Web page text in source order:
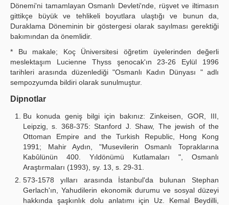
Dönemi'ni tamamlayan Osmanlı Devleti'nde, rüşvet ve iltimasın
gittikçe büyük ve tehlikeli boyutlara ulaştığı ve bunun da,
Duraklama Döneminin bir göstergesi olarak sayılması gerektiği
bakımından da önemlidir.
* Bu makale; Koç Üniversitesi öğretim üyelerinden değerli
meslektaşım Lucienne Thyss şenocak'ın 23-26 Eylül 1996
tarihleri arasında düzenlediği "Osmanlı Kadın Dünyası " adlı
sempozyumda bildiri olarak sunulmuştur.
Dipnotlar
Bu konuda geniş bilgi için bakınız: Zinkeisen, GOR, III,
Leipzig, s. 368-375: Stanford J. Shaw, The jewish of the
Ottoman Empire and the Turkish Republic, Hong Kong
1991; Mahir Aydın, "Musevilerin Osmanlı Topraklarına
Kabûlünün 400. Yıldönümü Kutlamaları ", Osmanlı
Araştırmaları (1993), sy. 13, s. 29-31.
573-1578 yılları arasında İstanbul'da bulunan Stephan
Gerlach'ın, Yahudilerin ekonomik durumu ve sosyal düzeyi
hakkında şaşkınlık dolu anlatımı için Uz. Kemal Beydilli,